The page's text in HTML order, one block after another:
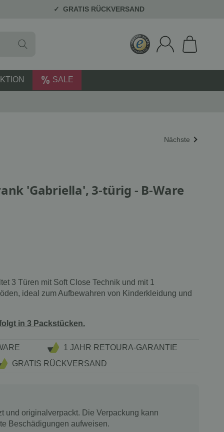
GRATIS RÜCKVERSAND
SALE
Nächste
'Gabriella', 3-türig - B-Ware
3 Türen mit Soft Close Technik und mit 1
ideal zum Aufbewahren von Kinderkleidung und
in 3 Packstücken.
1 JAHR RETOURA-GARANTIE
GRATIS RÜCKVERSAND
und originalverpackt. Die Verpackung kann
Beschädigungen aufweisen.